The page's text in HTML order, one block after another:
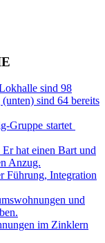
Gruppe startet
Führung, Integration
im Zinklern